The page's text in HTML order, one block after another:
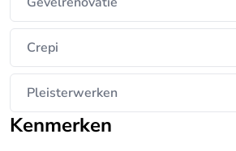
Prijs-kwaliteit bent u bij ons aan
Crepi
Pleisterwerken
Kenmerken